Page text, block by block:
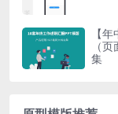
【
（
集